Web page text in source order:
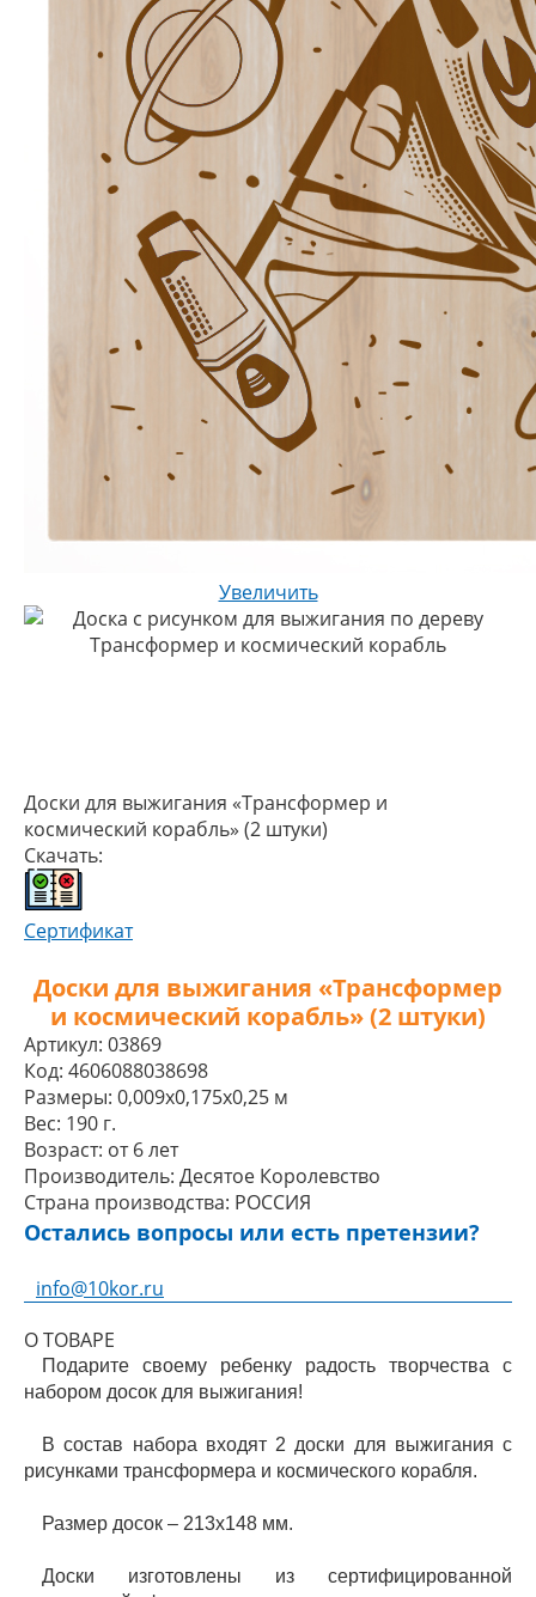
Увеличить
Доски для выжигания «Трансформер и
космический корабль» (2 штуки)
Скачать:
Сертификат
Доски для выжигания «Трансформер
и космический корабль» (2 штуки)
Артикул: 03869
Код: 4606088038698
Размеры: 0,009x0,175x0,25 м
Вес: 190 г.
Возраст: от 6 лет
Производитель: Десятое Королевство
Страна производства: РОССИЯ
Остались вопросы или есть претензии?
info@10kor.ru
О ТОВАРЕ
Подарите своему ребенку радость творчества с
набором досок для выжигания!
В состав набора входят 2 доски для выжигания с
рисунками трансформера и космического корабля.
Размер досок – 213х148 мм.
Доски изготовлены из сертифицированной